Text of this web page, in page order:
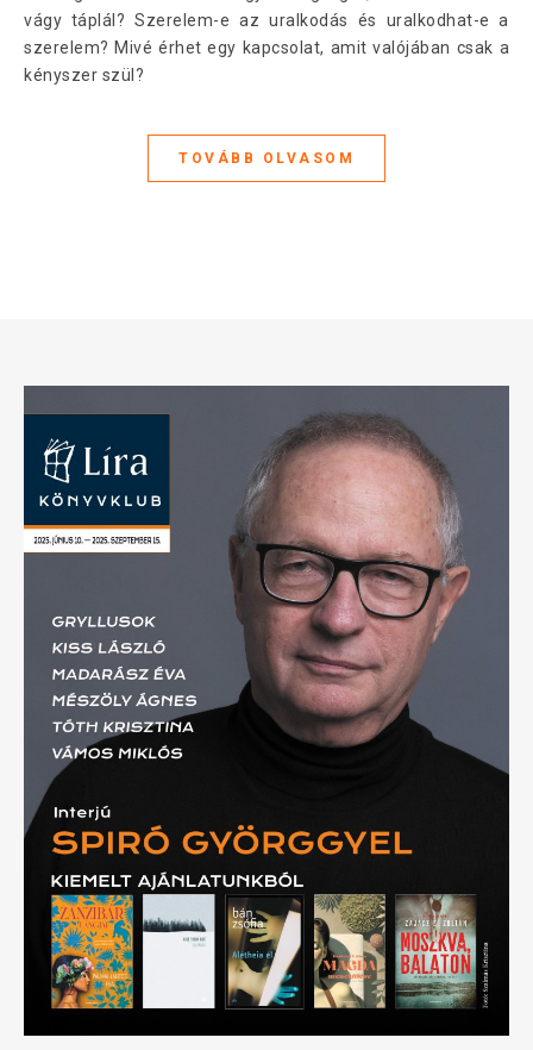
vágy táplál? Szerelem-e az uralkodás és uralkodhat-e a
szerelem? Mivé érhet egy kapcsolat, amit valójában csak a
kényszer szül?
TOVÁBB OLVASOM